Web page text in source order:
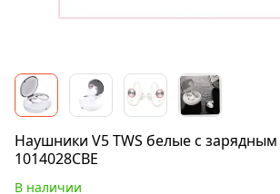
Наушники V5 TWS белые с
1014028CBE
В наличии